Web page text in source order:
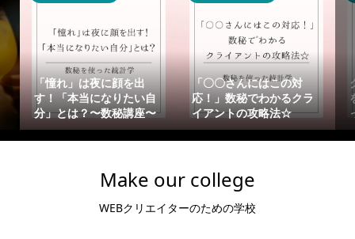
「憧れ」は夜に顔を出
す！「本当になりたい自
分」とは？〜数秘講座〜
「〇〇さんにはこの対
応！」数秘でわかるクラ
イアントの攻略法☆
Make our college
WEBクリエイターのための学校